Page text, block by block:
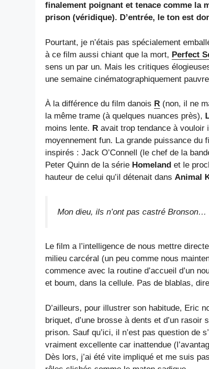
finalement poignant et tenace comme la
prison (véridique). D’entrée, le ton est
Pourtant, je n’étais pas spécialement
à ce film aussi chiant que la mort, Perfect
sens un par un. Mais les critiques
une semaine cinématographiquement
À la différence du film danois R (non, il ne
la même trame (à quelques nuances près),
moins lente. R avait trop tendance à vouloir
moyennement fun. La grande puissance du
inspirés : Jack O’Connell (le chef de la
Peter Quinn de la série Homeland et le
hauteur de celui qu’il détenait dans Animal
Mon dieu, ils n’ont pas castré Bronson…
Le film a l’intelligence de nous mettre
milieu carcéral (un peu comme nous
commence avec la routine d’accueil d’un
et boum, dans la cellule. Pas de blablas,
D’ailleurs, pour illustrer son habitude, Eric
briquet, d’une brosse à dents et d’un
prison. Sauf qu’ici, il n’est pas question de
vraiment excellente car inattendue
Dès lors, j’ai été vite impliqué et me suis